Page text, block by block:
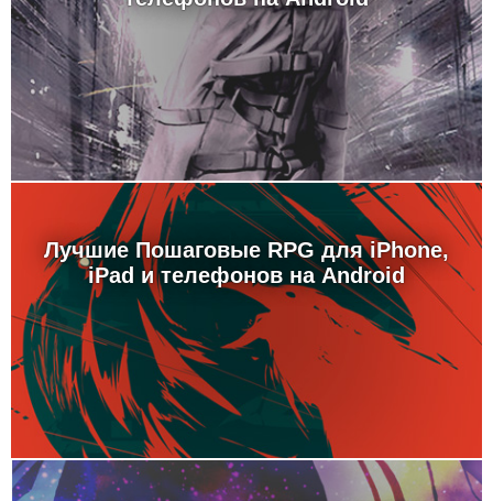
Лучшие Пошаговые RPG для iPhone,
iPad и телефонов на Android